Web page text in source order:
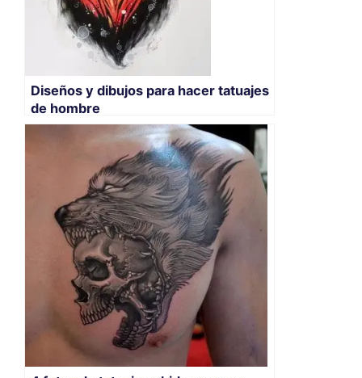
Diseños y dibujos para hacer tatuajes
de hombre